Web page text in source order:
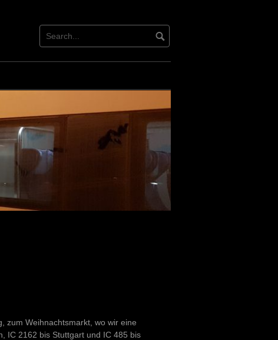
zum Weihnachtsmarkt, wo wir eine
IC 2162 bis Stuttgart und IC 485 bis